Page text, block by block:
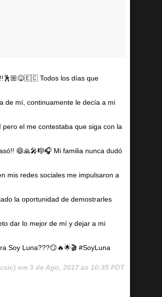
Todos los días que
de mí, continuamente le decía a mi
el me contestaba que siga con la
😄🙏🎤🎼🎧 Mi familia nunca dudó
mis redes sociales me impulsaron a
la oportunidad de demostrarles
dar lo mejor de mí y dejar a mi
Soy Luna???😏🔥🌟🎬 #SoyLuna
em 3 de Ago, 2017 às 10:35 PDT